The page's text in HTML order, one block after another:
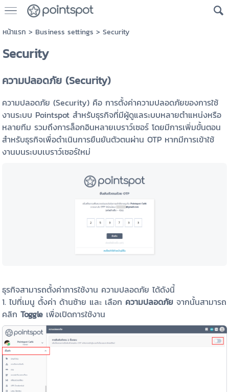
หน้าแรก > Business settings > Security
Security
ความปลอดภัย (Security)
ความปลอดภัย (Security) คือ การตั้งค่าความปลอดภัยของการใช้
งานระบบ Pointspot สำหรับธุรกิจที่มีผู้ดูแลระบบหลายตำแหน่งหรือ
หลายทีม รวมถึงการล็อกอินหลายเบราว์เซอร์ โดยมีการเพิ่มขั้นตอน
สำหรับธุรกิจเพื่อดำเนินการยืนยันตัวตนผ่าน OTP หากมีการเข้าใช้
งานบนระบบเบราว์เซอร์ใหม่
ธุรกิจสามารถตั้งค่าการใช้งาน ความปลอดภัย ได้ดังนี้
1. ไปที่เมนู ตั้งค่า ด้านซ้าย และ เลือก ความปลอดภัย จากนั้นสามารถ
คลิกToggle เพื่อเปิดการใช้งาน